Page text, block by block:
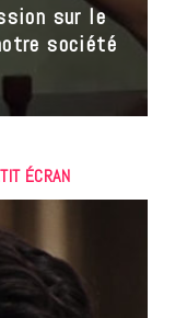
sur le
société
ÉCRAN